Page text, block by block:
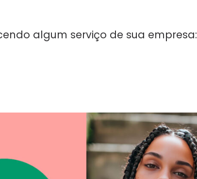
algum serviço de sua empresa: